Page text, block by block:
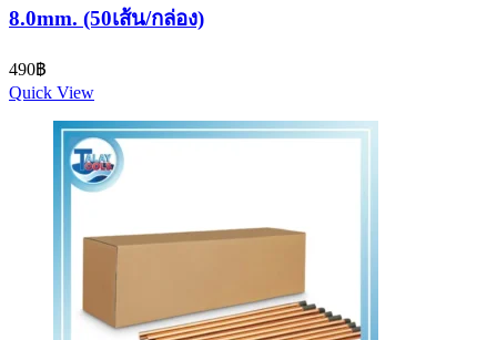
8.0mm. (50เส้น/กล่อง)
490฿
Quick View